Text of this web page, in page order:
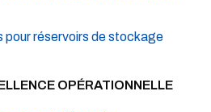
pour réservoirs de stockage
OPÉRATIONNELLE